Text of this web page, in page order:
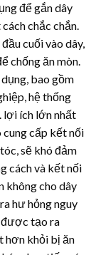
để gắn dây
chắc chắn.
cuối vào dây,
chống ăn mòn.
bao gồm
hệ thống
lợi ích lớn nhất
cung cấp kết nối
sẽ khó đảm
cách và kết nối
không cho dây
hư hỏng nguy
được tạo ra
hơn khỏi bị ăn